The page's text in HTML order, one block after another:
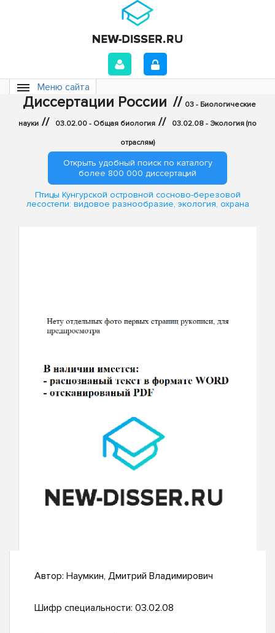
Меню сайта
Диссертации России // 03 - Биологические
науки // 03.02.00 - Общая биология // 03.02.08 - Экология (по
отраслям)
Открыть удобный поиск по каталогу
более 800 000 диссертаций
Птицы Кунгурской островной сосново-березовой
лесостепи: видовое разнообразие, экология, охрана
Автор: Наумкин, Дмитрий Владимирович
Шифр специальности: 03.02.08